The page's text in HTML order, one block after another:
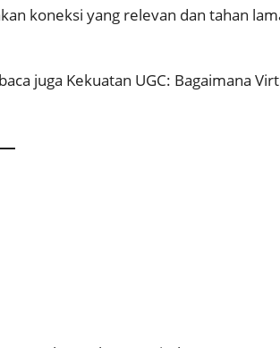
koneksi yang relevan dan tahan
juga Kekuatan UGC: Bagaimana